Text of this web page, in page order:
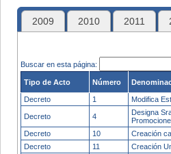
2009 2010 2011
Buscar en esta página:
Tipo de Acto Número
Decreto
1 Modifica
Decreto 4
Designa
Decreto 10 Creación
Decreto
11 Creación